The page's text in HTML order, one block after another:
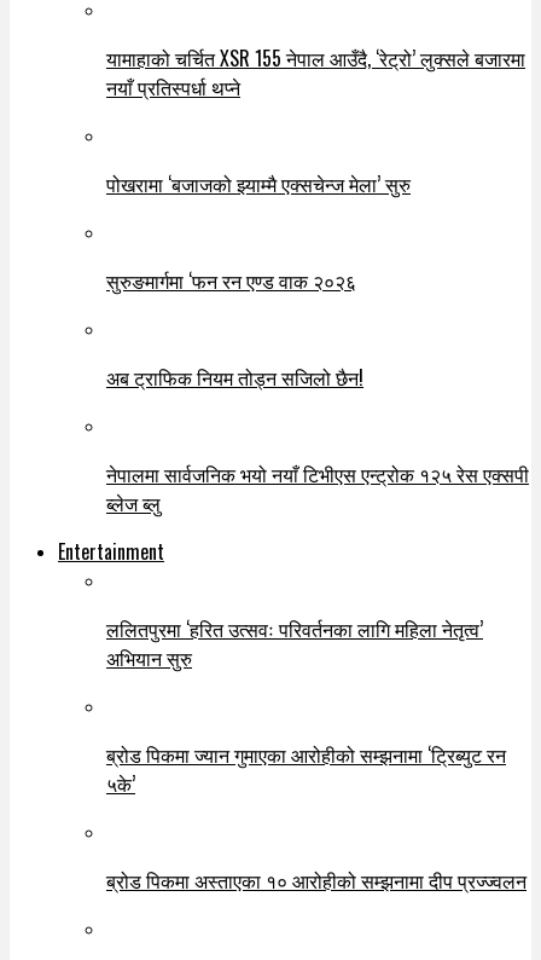
यामाहाको चर्चित XSR 155 नेपाल आउँदै, ‘रेट्रो’ लुक्सले बजारमा
नयाँ प्रतिस्पर्धा थप्ने
पोखरामा ‘बजाजको झ्याम्मै एक्सचेन्ज मेला’ सुरु
सुरुङमार्गमा ‘फन रन एण्ड वाक २०२६
अब ट्राफिक नियम तोड्न सजिलो छैन!
नेपालमा सार्वजनिक भयो नयाँ टिभीएस एन्ट्रोक १२५ रेस एक्सपी
ब्लेज ब्लु
Entertainment
ललितपुरमा ‘हरित उत्सवः परिवर्तनका लागि महिला नेतृत्व’
अभियान सुरु
ब्रोड पिकमा ज्यान गुमाएका आरोहीको सम्झनामा ‘ट्रिब्युट रन
५के’
ब्रोड पिकमा अस्ताएका १० आरोहीको सम्झनामा दीप प्रज्ज्वलन